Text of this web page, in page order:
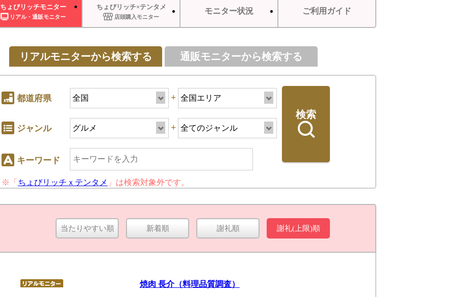
ちょびリッチモニター
リアル・通販モニター
ちょびリッチ×テンタメ
店頭購入モニター
モニター状況 ご利用ガイド
リアルモニターから検索する 通販モニターから検索する
都道府県 +
ジャンル +
キーワード
検索
※「 ちょびリッチｘテンタメ 」は検索対象外です。
+
検索
当たりやすい順 新着順 謝礼順 謝礼(上限)順
焼肉 長介（料理品質調査）